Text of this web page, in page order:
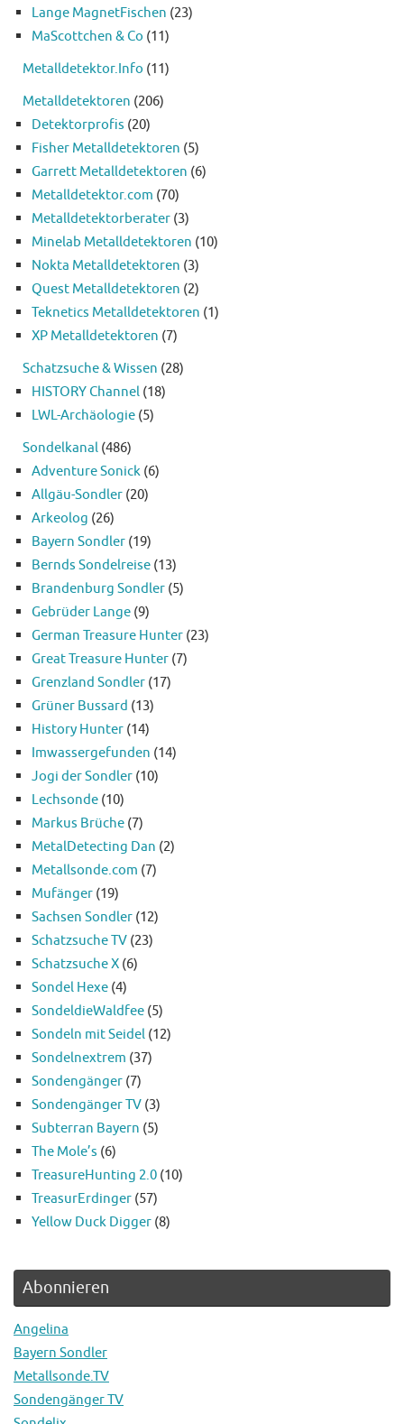
Lange MagnetFischen (23)
MaScottchen & Co (11)
Metalldetektor.Info (11)
Metalldetektoren (206)
Detektorprofis (20)
Fisher Metalldetektoren (5)
Garrett Metalldetektoren (6)
Metalldetektor.com (70)
Metalldetektorberater (3)
Minelab Metalldetektoren (10)
Nokta Metalldetektoren (3)
Quest Metalldetektoren (2)
Teknetics Metalldetektoren (1)
XP Metalldetektoren (7)
Schatzsuche & Wissen (28)
HISTORY Channel (18)
LWL-Archäologie (5)
Sondelkanal (486)
Adventure Sonick (6)
Allgäu-Sondler (20)
Arkeolog (26)
Bayern Sondler (19)
Bernds Sondelreise (13)
Brandenburg Sondler (5)
Gebrüder Lange (9)
German Treasure Hunter (23)
Great Treasure Hunter (7)
Grenzland Sondler (17)
Grüner Bussard (13)
History Hunter (14)
Imwassergefunden (14)
Jogi der Sondler (10)
Lechsonde (10)
Markus Brüche (7)
MetalDetecting Dan (2)
Metallsonde.com (7)
Mufänger (19)
Sachsen Sondler (12)
Schatzsuche TV (23)
Schatzsuche X (6)
Sondel Hexe (4)
SondeldieWaldfee (5)
Sondeln mit Seidel (12)
Sondelnextrem (37)
Sondengänger (7)
Sondengänger TV (3)
Subterran Bayern (5)
The Mole’s (6)
TreasureHunting 2.0 (10)
TreasurErdinger (57)
Yellow Duck Digger (8)
Abonnieren
Angelina
Bayern Sondler
Metallsonde.TV
Sondengänger TV